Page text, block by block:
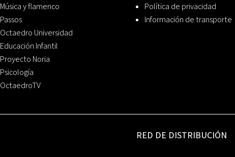
Música y flamenco
Passos
Octaedro Universidad
Educación Infantil
Proyecto Noria
Psicología
OctaedroTV
Política de privacidad
Información de transporte
RED DE DISTRIBUCIÓN